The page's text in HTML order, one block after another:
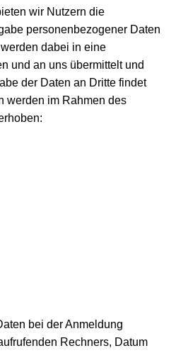
wir Nutzern die
personenbezogener Daten
dabei in eine
und an uns übermittelt und
der Daten an Dritte findet
werden im Rahmen des
bei der Anmeldung
Rechners, Datum